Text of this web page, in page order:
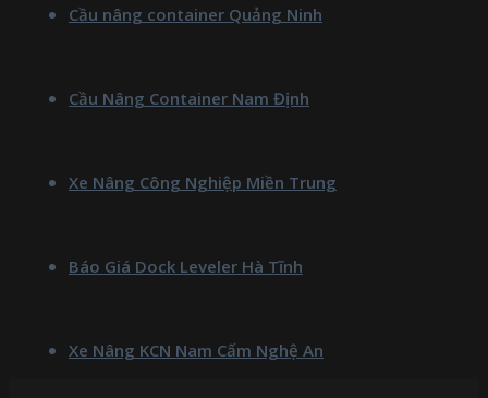
Cầu nâng container Quảng Ninh
Cầu Nâng Container Nam Định
Xe Nâng Công Nghiệp Miền Trung
Báo Giá Dock Leveler Hà Tĩnh
Xe Nâng KCN Nam Cấm Nghệ An